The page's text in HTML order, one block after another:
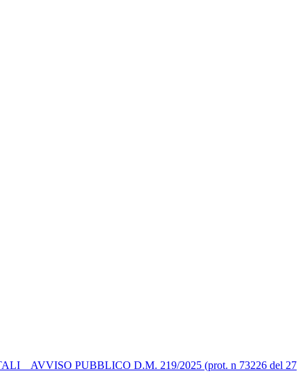
_ AVVISO PUBBLICO D.M. 219/2025 (prot. n 73226 del 27